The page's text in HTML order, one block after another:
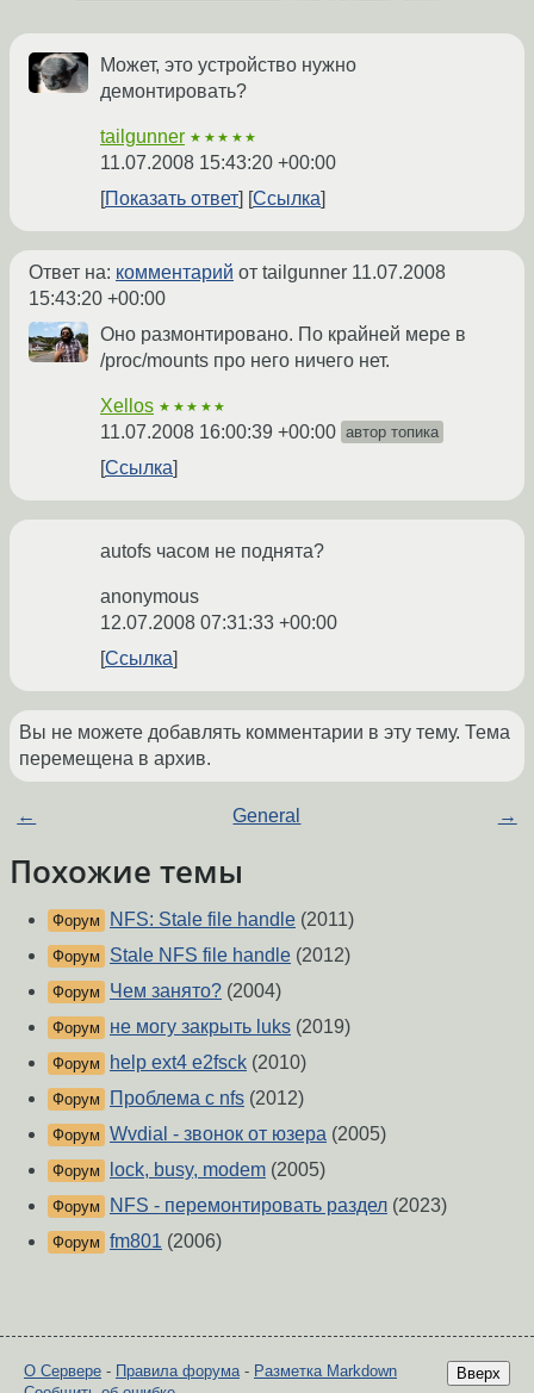
Может, это устройство нужно
демонтировать?
tailgunner ★★★★★
11.07.2008 15:43:20 +00:00
Показать ответ
Ссылка
Ответ на: комментарий от tailgunner 11.07.2008
15:43:20 +00:00
Оно размонтировано. По крайней мере в
/proc/mounts про него ничего нет.
Xellos ★★★★★
11.07.2008 16:00:39 +00:00 автор топика
Ссылка
autofs часом не поднята?
anonymous
12.07.2008 07:31:33 +00:00
Ссылка
Вы не можете добавлять комментарии в эту тему. Тема
перемещена в архив.
← General →
Похожие темы
Форум NFS: Stale file handle (2011)
Форум Stale NFS file handle (2012)
Форум Чем занято? (2004)
Форум не могу закрыть luks (2019)
Форум help ext4 e2fsck (2010)
Форум Проблема с nfs (2012)
Форум Wvdial - звонок от юзера (2005)
Форум lock, busy, modem (2005)
Форум NFS - перемонтировать раздел (2023)
Форум fm801 (2006)
Вверх
О Сервере - Правила форума- Разметка Markdown